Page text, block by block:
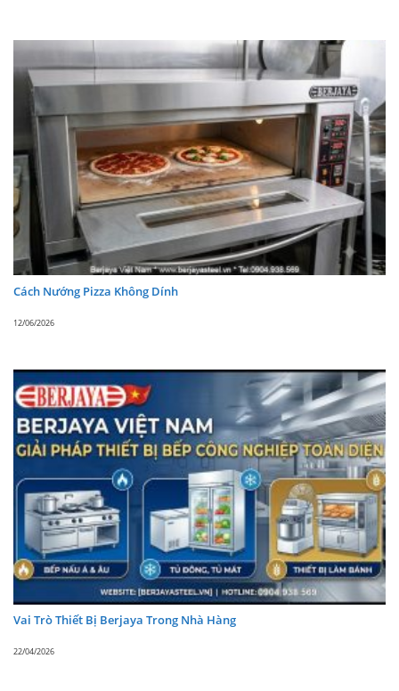
Cách Nướng Pizza Không Dính
12/06/2026
Vai Trò Thiết Bị Berjaya Trong Nhà Hàng
22/04/2026